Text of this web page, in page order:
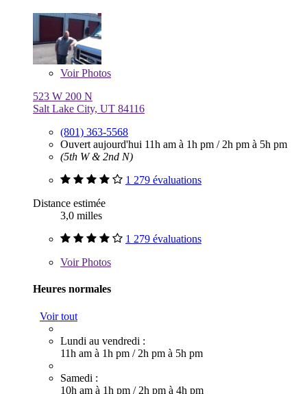
VoirPhotos
523 W 200 N
Salt Lake City, UT 84116
(801) 363-5568
Ouvert aujourd'hui 11h am à 1h pm / 2h pm à 5h pm
(5th W & 2nd N)
1 279 évaluations
Distance estimée
3,0 milles
1 279 évaluations
VoirPhotos
Heures normales
Voir tout
Lundi au vendredi :
11h am à 1h pm / 2h pm à 5h pm
Samedi :
10h am à 1h pm / 2h pm à 4h pm